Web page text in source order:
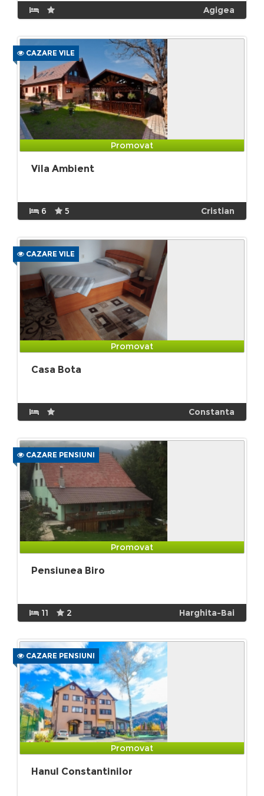
Agigea
CAZARE VILE
Promovat
Vila Ambient
6 5 Cristian
CAZARE VILE
Promovat
Casa Bota
Constanta
CAZARE PENSIUNI
Promovat
Pensiunea Biro
11 2 Harghita-Bai
CAZARE PENSIUNI
Promovat
Hanul Constantinilor